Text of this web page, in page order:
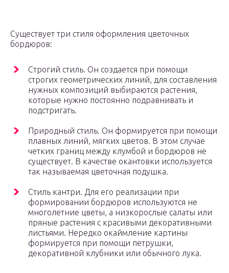
Существует три стиля оформления цветочных
бордюров:
Строгий стиль. Он создается при помощи
строгих геометрических линий, для составления
нужных композиций выбираются растения,
которые нужно постоянно подравнивать и
подстригать.
Природный стиль. Он формируется при помощи
плавных линий, мягких цветов. В этом случае
четких границ между клумбой и бордюров не
существует. В качестве окантовки используется
так называемая цветочная подушка.
Стиль кантри. Для его реализации при
формировании бордюров используются не
многолетние цветы, а низкорослые салаты или
пряные растения с красивыми декоративными
листьями. Нередко окаймление картины
формируется при помощи петрушки,
декоративной клубники или обычного лука.